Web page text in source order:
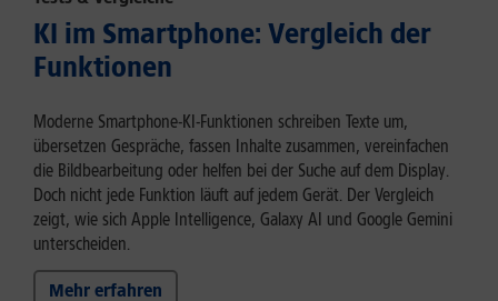
KI im Smartphone: Vergleich der
Funktionen
Moderne Smartphone-KI-Funktionen schreiben Texte um,
übersetzen Gespräche, fassen Inhalte zusammen, vereinfachen
die Bildbearbeitung oder helfen bei der Suche auf dem Display.
Doch nicht jede Funktion läuft auf jedem Gerät. Der Vergleich
zeigt, wie sich Apple Intelligence, Galaxy AI und Google Gemini
unterscheiden.
Mehr erfahren